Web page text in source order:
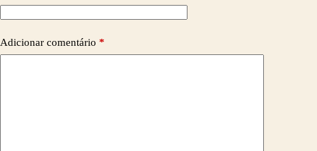
Adicionar comentário *